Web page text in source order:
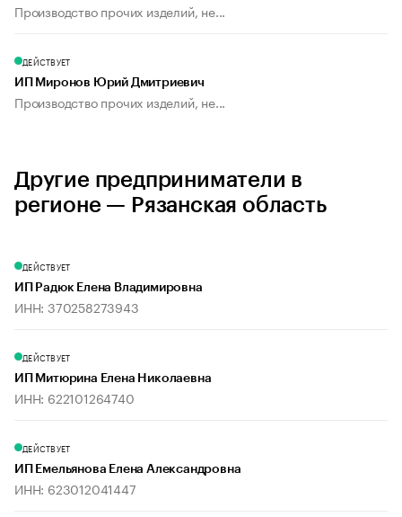
Производство прочих изделий, не...
ДЕЙСТВУЕТ
ИП Миронов Юрий Дмитриевич
Производство прочих изделий, не...
Другие предприниматели в
регионе — Рязанская область
ДЕЙСТВУЕТ
ИП Радюк Елена Владимировна
ИНН: 370258273943
ДЕЙСТВУЕТ
ИП Митюрина Елена Николаевна
ИНН: 622101264740
ДЕЙСТВУЕТ
ИП Емельянова Елена Александровна
ИНН: 623012041447